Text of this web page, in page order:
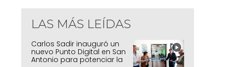
LAS MÁS LEÍDAS
Carlos Sadir inauguró un
nuevo Punto Digital en San
Antonio para potenciar la